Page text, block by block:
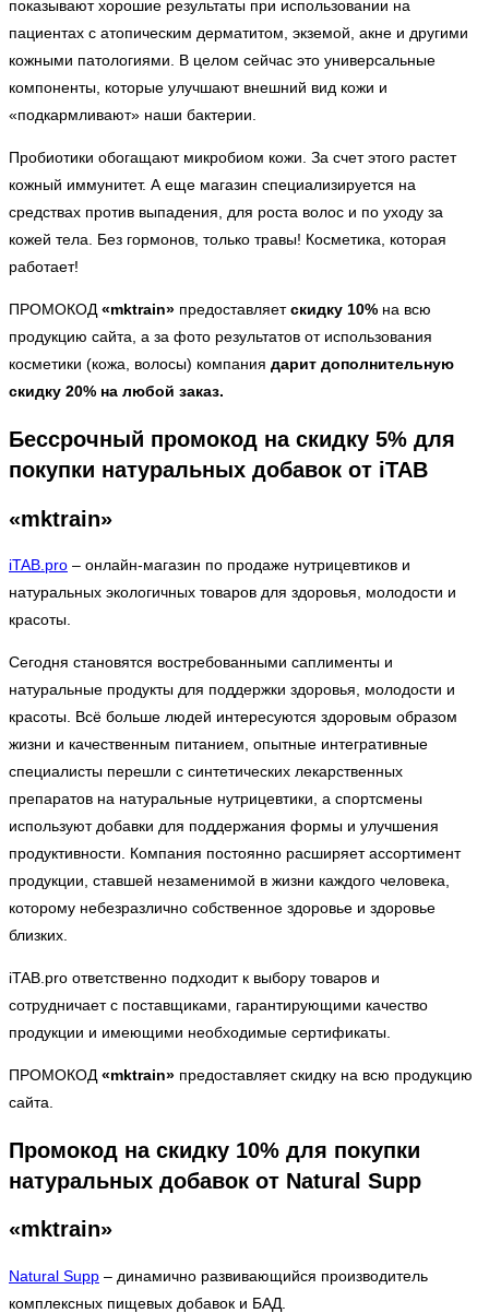
показывают хорошие результаты при использовании на
пациентах с атопическим дерматитом, экземой, акне и другими
кожными патологиями. В целом сейчас это универсальные
компоненты, которые улучшают внешний вид кожи и
«подкармливают» наши бактерии.
Пробиотики обогащают микробиом кожи. За счет этого растет
кожный иммунитет. А еще магазин специализируется на
средствах против выпадения, для роста волос и по уходу за
кожей тела. Без гормонов, только травы! Косметика, которая
работает!
ПРОМОКОД«mktrain» предоставляетскидку 10% на всю
продукцию сайта, а за фото результатов от использования
косметики (кожа, волосы) компания дарит дополнительную
скидку 20% на любой заказ.
Бессрочный промокод на скидку 5% для
покупки натуральных добавок от iTAB
«mktrain»
iTAB.pro – онлайн-магазин по продаже нутрицевтиков и
натуральных экологичных товаров для здоровья, молодости и
красоты.
Сегодня становятся востребованными саплименты и
натуральные продукты для поддержки здоровья, молодости и
красоты. Всё больше людей интересуются здоровым образом
жизни и качественным питанием, опытные интегративные
специалисты перешли с синтетических лекарственных
препаратов на натуральные нутрицевтики, а спортсмены
используют добавки для поддержания формы и улучшения
продуктивности. Компания постоянно расширяет ассортимент
продукции, ставшей незаменимой в жизни каждого человека,
которому небезразлично собственное здоровье и здоровье
близких.
iTAB.pro ответственно подходит к выбору товаров и
сотрудничает с поставщиками, гарантирующими качество
продукции и имеющими необходимые сертификаты.
ПРОМОКОД «mktrain» предоставляет скидку на всю продукцию
сайта.
Промокод на скидку 10% для покупки
натуральных добавок от Natural Supp
«mktrain»
Natural Supp – динамично развивающийся производитель
комплексных пищевых добавок и БАД.